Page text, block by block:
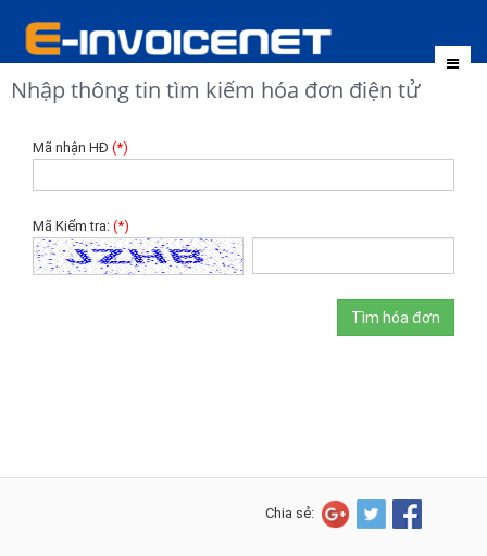
Nhập thông tin tìm kiếm hóa đơn điện tử
Mã nhận HĐ (*)
Mã Kiểm tra: (*)
Tìm hóa đơn
Chia sẻ: